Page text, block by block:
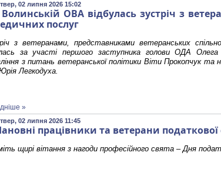
02 липня 2026 15:02
ОВА відбулась зустріч з
послуг
з ветеранами, представниками ветеранських
за участі першого заступника голови ОДА Олега
з питань ветеранської політики Віти Прокопчук та
Легкодуха.
»
02 липня 2026 11:45
працівники та ветерани
щирі вітання з нагоди професійного свята – Дня